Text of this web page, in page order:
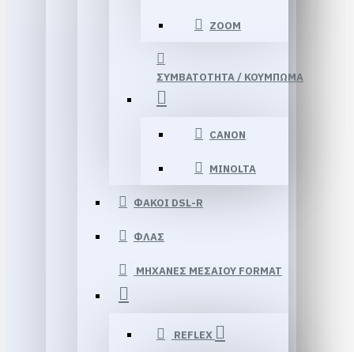
ΖΟΟΜ
ΣΥΜΒΑΤΟΤΗΤΑ / ΚΟΥΜΠΩΜΑ
CANON
MINOLTA
ΦΑΚΟΙ DSL-R
ΦΛΑΣ
ΜΗΧΑΝΕΣ ΜΕΣΑΙΟΥ FORMAT
REFLEX